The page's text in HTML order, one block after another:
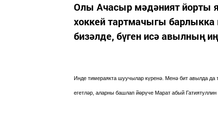
Олы Ачасыр мәдәният йорты
хоккей тартмачыгы
бизәлде, бүген исә авылның
Инде тимераякта шуучылар күренә. Менә бит авылда
егетләр, аларны башлап йөрүче Марат абый Гатиятуллин